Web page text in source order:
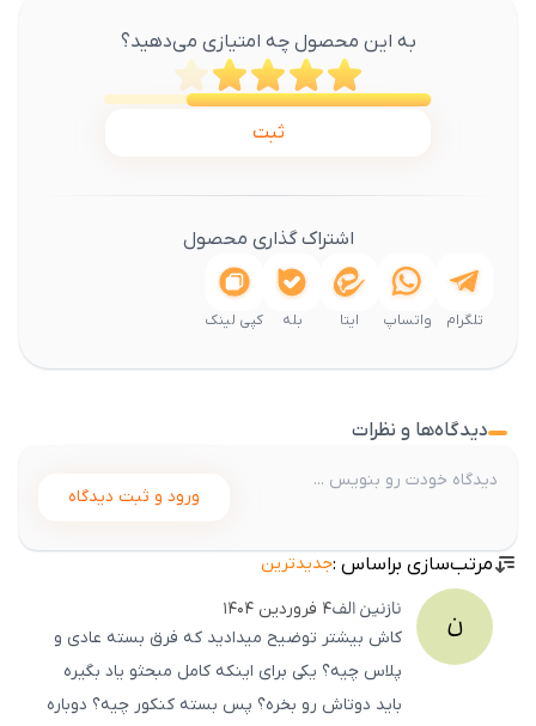
به این محصول چه امتیازی می‌دهید؟
ثبت
اشتراک گذاری محصول
تلگرام واتساپ ایتا بله کپی لینک
دیدگاه‌ها و نظرات
ورود و ثبت دیدگاه
مرتب‌سازی براساس :جدیدترین
ن نازنینالف۴ فروردین ۱۴۰۴
کاش بیشتر توضیح میدادید که فرق بسته عادی و
پلاس چیه؟ یکی برای اینکه کامل مبحثو یاد بگیره
باید دوتاش رو بخره؟ پس بسته کنکور چیه؟ دوباره